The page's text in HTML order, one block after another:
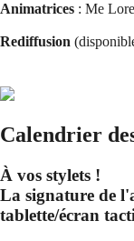
Animatrices : Me
Rediffusion
Calendrier
À vos stylets !
La signature de
tablette/écran